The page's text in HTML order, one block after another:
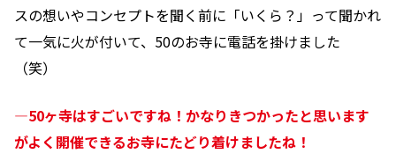
スの想いやコンセプトを聞く前に「いくら？」って聞かれ
て一気に火が付いて、50のお寺に電話を掛けました
（笑）
―50ヶ寺はすごいですね！かなりきつかったと思います
がよく開催できるお寺にたどり着けましたね！